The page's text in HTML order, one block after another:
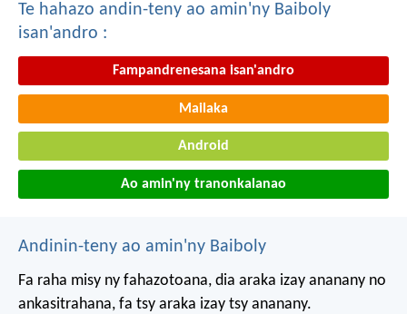
Te hahazo andin-teny ao amin'ny Baiboly
isan'andro :
Fampandrenesana isan'andro
Mailaka
Android
Ao amin'ny tranonkalanao
Andinin-teny ao amin'ny Baiboly
Fa raha misy ny fahazotoana, dia araka izay ananany no
ankasitrahana, fa tsy araka izay tsy ananany.